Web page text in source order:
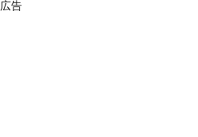
広告